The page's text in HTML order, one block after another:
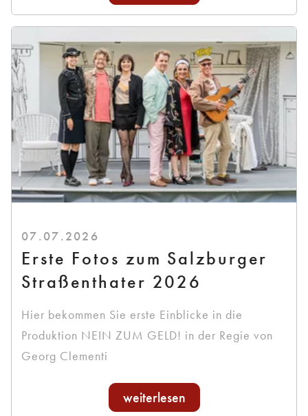
07.07.2026
Erste Fotos zum Salzburger
Straßenthater 2026
Hier bekommen Sie erste Einblicke in die
Produktion NEIN ZUM GELD! in der Regie von
Georg Clementi
weiterlesen